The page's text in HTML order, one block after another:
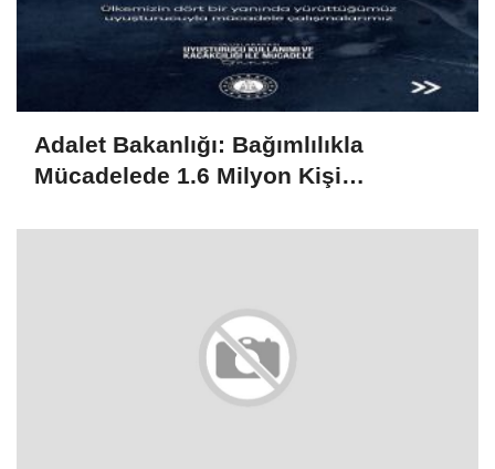
Adalet Bakanlığı: Bağımlılıkla
Mücadelede 1.6 Milyon Kişi